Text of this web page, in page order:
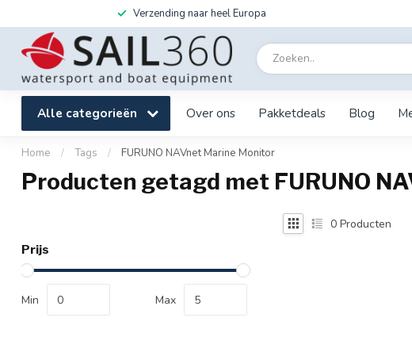
Verzending naar heel Europa
Alle categorieën Over ons Pakketdeals Blog
Home / Tags / FURUNO NAVnet Marine Monitor
Producten getagd met FURUNO
Prijs
Min Max
0 Producten